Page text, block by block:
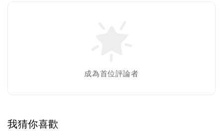
成為首位評論者
我猜你喜歡